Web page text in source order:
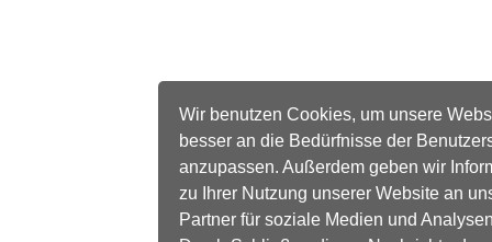
Wir benutzen Cookies, um unsere
besser an die Bedürfnisse der
anzupassen. Außerdem geben wir
zu Ihrer Nutzung unserer Website an
Partner für soziale Medien und